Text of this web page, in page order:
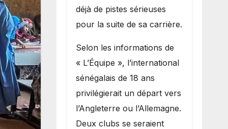
déjà de pistes sérieuses
pour la suite de sa carrière.
Selon les informations de
« L’Équipe », l’international
sénégalais de 18 ans
privilégierait un départ vers
l’Angleterre ou l’Allemagne.
Deux clubs se seraient